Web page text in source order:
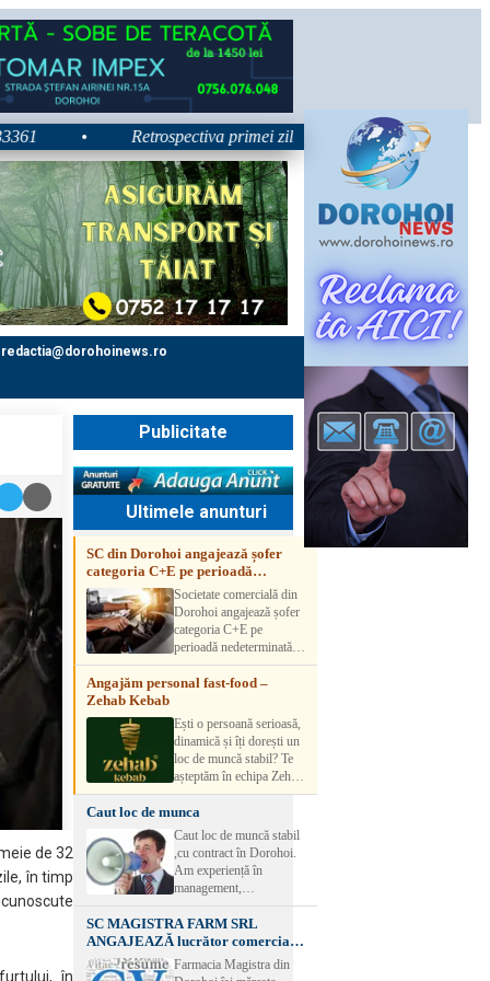
Retrospectiva primei zile la Zilele Nordului 2026:
redactia@dorohoinews.ro
de 32
în timp
în
Publicitate
Ultimele anunturi
SC din Dorohoi angajează șofer
categoria C+E pe perioadă
nedeterminatăSocietate comercială din
Dorohoi angajează șofer
categoria C+E pe
perioadă nedeterminată.
Candidatul trebuie să
aibă experiență și atestat
detalii, vă rog să sunați la
numărul de telefon.
Angajăm personal fast-food –
Zehab Kebab
Ești o persoană serioasă,
dinamică și îți dorești un
loc de muncă stabil? Te
așteptăm în echipa Zehab
Kebab! Posturi
disponibile: -
SHAORMAR AJUTOR
BUCATAR 2/posturi -
LUCRATOR
COMERCIAL
VANZATOR /2 posturi
OFERIM : Contract de
muncă Program flexibil
Salariu motivant, în
funcție de experienț
Caut loc de munca
Caut loc de muncă stabil
,cu contract în Dorohoi.
Am experiență în
management,
contabilitate, ospătărie .
Rog seriozitate
SC MAGISTRA FARM SRL
ANGAJEAZĂ lucrător comercial –
DOROHOI
Farmacia Magistra din